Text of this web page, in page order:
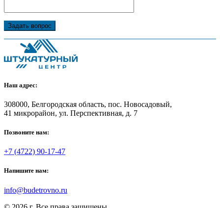
Задать вопрос
Наш адрес:
308000, Белгородская область, пос. Новосадовый,
41 микрорайон, ул. Перспективная, д. 7
Позвоните нам:
+7 (4722) 90-17-47
Напишите нам:
info@budetrovno.ru